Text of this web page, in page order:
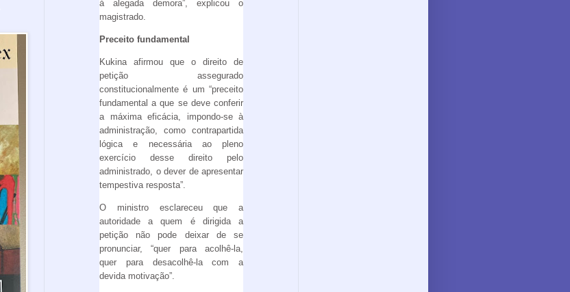
à alegada demora”, explicou o
magistrado.
Preceito fundamental
Kukina afirmou que o direito de
petição assegurado
constitucionalmente é um “preceito
fundamental a que se deve conferir
a máxima eficácia, impondo-se à
administração, como contrapartida
lógica e necessária ao pleno
exercício desse direito pelo
administrado, o dever de apresentar
tempestiva resposta”.
O ministro esclareceu que a
autoridade a quem é dirigida a
petição não pode deixar de se
pronunciar, “quer para acolhê-la,
quer para desacolhê-la com a
devida motivação”.